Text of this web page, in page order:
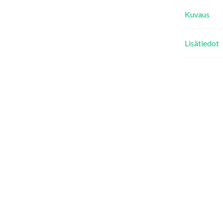
Kuvaus
Lisätiedot